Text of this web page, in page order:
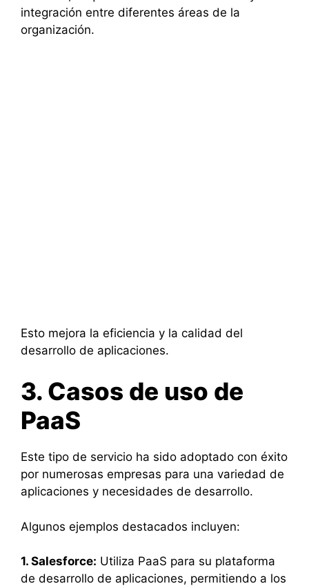
integración entre diferentes áreas de la
organización.
Esto mejora la eficiencia y la calidad del
desarrollo de aplicaciones.
3. Casos de uso de
PaaS
Este tipo de servicio ha sido adoptado con éxito
por numerosas empresas para una variedad de
aplicaciones y necesidades de desarrollo.
Algunos ejemplos destacados incluyen:
1. Salesforce: Utiliza PaaS para su plataforma
de desarrollo de aplicaciones, permitiendo a los